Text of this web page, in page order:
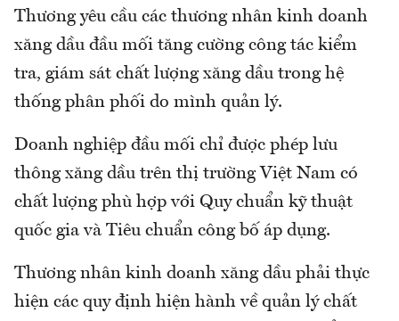
Thương yêu cầu các thương nhân kinh doanh
xăng dầu đầu mối tăng cường công tác kiểm
tra, giám sát chất lượng xăng dầu trong hệ
thống phân phối do mình quản lý.
Doanh nghiệp đầu mối chỉ được phép lưu
thông xăng dầu trên thị trường Việt Nam có
chất lượng phù hợp với Quy chuẩn kỹ thuật
quốc gia và Tiêu chuẩn công bố áp dụng.
Thương nhân kinh doanh xăng dầu phải thực
hiện các quy định hiện hành về quản lý chất